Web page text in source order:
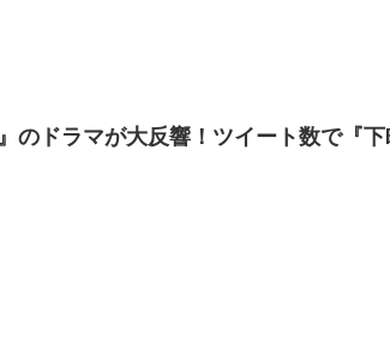
』のドラマが大反響！ツイート数で『